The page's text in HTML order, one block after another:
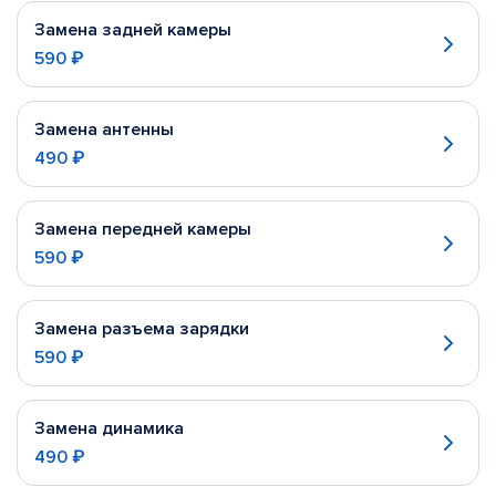
Замена задней камеры
590 ₽
Замена антенны
490 ₽
Замена передней камеры
590 ₽
Замена разъема зарядки
590 ₽
Замена динамика
490 ₽